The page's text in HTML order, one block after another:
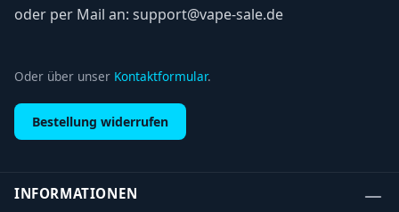
oder per Mail an: support@vape-sale.de
Oder über unser Kontaktformular.
Bestellung widerrufen
INFORMATIONEN